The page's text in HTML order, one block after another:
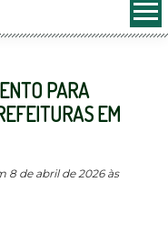
PARA
EM
8 de abril de 2026 às